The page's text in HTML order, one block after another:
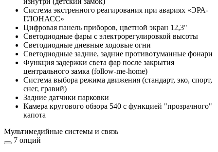
Система экстренного реагирования при авариях «ЭРА-
ГЛОНАСС»
Цифровая панель приборов, цветной экран 12,3"
Светодиодные фары с электрорегулировкой высоты
Светодиодные дневные ходовые огни
Светодиодные задние, задние противотуманные фонари
Функция задержки света фар после закрытия
центрального замка (follow-me-home)
Система выбора режима движения (стандарт, эко, спорт,
снег, гравий)
Задние датчики парковки
Камера кругового обзора 540 с функцией "прозрачного"
капота
Мультимедийные системы и связь
7 опций